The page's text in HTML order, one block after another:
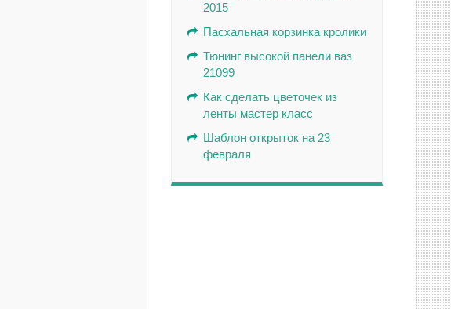
2015
Пасхальная корзинка кролики
Тюнинг высокой панели ваз
21099
Как сделать цветочек из
ленты мастер класс
Шаблон открыток на 23
февраля